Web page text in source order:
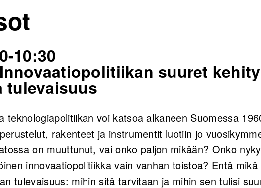
10:30
suuret
tulevaisuus
teknologiapolitiikan voi katsoa alkaneen Suomessa
rakenteet ja instrumentit luotiin jo
on muuttunut, vai onko paljon mikään? Onko
innovaatiopolitiikka vain vanhan toistoa? Entä mikä
tulevaisuus: mihin sitä tarvitaan ja mihin sen tulisi